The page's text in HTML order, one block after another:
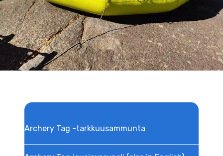
Archery Tag -tarkkuusammunta